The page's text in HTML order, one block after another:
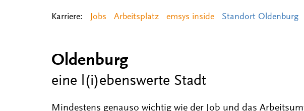
Karriere: Jobs Arbeitsplatz emsys inside Standort Oldenburg
Oldenburg
eine l(i)ebenswerte Stadt
Mindestens genauso wichtig wie der Job und das